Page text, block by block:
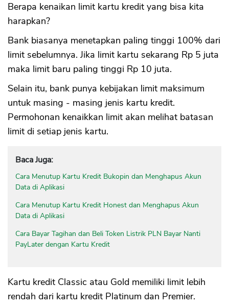
Berapa kenaikan limit kartu kredit yang bisa kita
harapkan?
Bank biasanya menetapkan paling tinggi 100% dari
limit sebelumnya. Jika limit kartu sekarang Rp 5 juta
maka limit baru paling tinggi Rp 10 juta.
Selain itu, bank punya kebijakan limit maksimum
untuk masing - masing jenis kartu kredit.
Permohonan kenaikkan limit akan melihat batasan
limit di setiap jenis kartu.
Baca Juga:
Cara Menutup Kartu Kredit Bukopin dan Menghapus Akun
Data di Aplikasi
Cara Menutup Kartu Kredit Honest dan Menghapus Akun
Data di Aplikasi
Cara Bayar Tagihan dan Beli Token Listrik PLN Bayar Nanti
PayLater dengan Kartu Kredit
Kartu kredit Classic atau Gold memiliki limit lebih
rendah dari kartu kredit Platinum dan Premier.